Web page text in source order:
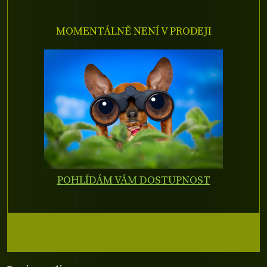
MOMENTÁLNĚ NENÍ V PRODEJI
POHLÍDÁM VÁM DOSTUPNOST